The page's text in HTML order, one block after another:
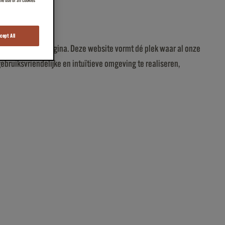
Sharepointpagina. Deze website vormt dé plek waar al onze
en intuïtieve omgeving te realiseren,
All